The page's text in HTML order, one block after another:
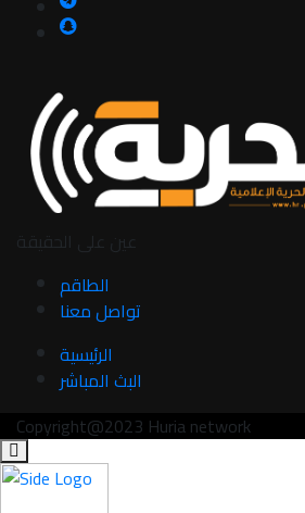
عين على الحقيقة
الطاقم
تواصل معنا
الرئيسية
البث المباشر
Copyright@2023 Huria network